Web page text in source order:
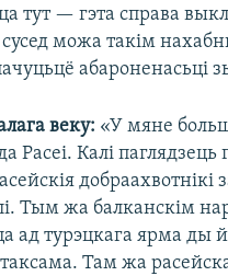
тут — гэта справа
можа такім
абароненасьці
веку: «У мяне
Расеі. Калі паглядзець
Тым жа балканскім
ад турэцкага ярма ды
Там жа